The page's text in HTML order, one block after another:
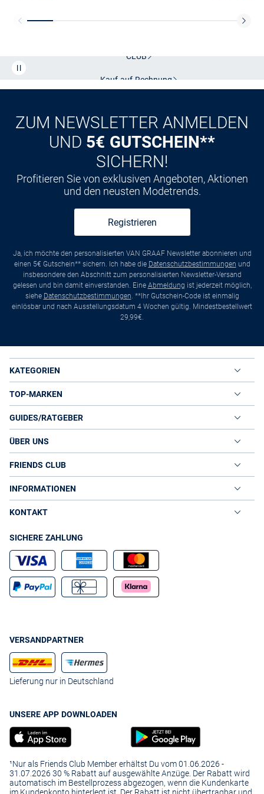
CLUB
ZUM NEWSLETTER ANMELDEN
UND 5€ GUTSCHEIN**
SICHERN!
Profitieren Sie von exklusiven Angeboten, Aktionen
und den neusten Modetrends.
Registrieren
Ja, ich möchte den personalisierten VAN GRAAF Newsletter abonnieren und
einen 5€ Gutschein** sichern. Ich habe die Datenschutzbestimmungen und
insbesondere den Abschnitt zum personalisierten Newsletter-Versand
gelesen und bin damit einverstanden. Eine Abmeldung ist jederzeit möglich,
siehe Datenschutzbestimmungen. **Ihr Gutschein-Code ist einmalig
einlösbar und nach Ausstellungsdatum 4 Wochen gültig. Mindestbestellwert
29,99€.
KATEGORIEN
TOP-MARKEN
GUIDES/RATGEBER
ÜBER UNS
FRIENDS CLUB
INFORMATIONEN
KONTAKT
SICHERE ZAHLUNG
VERSANDPARTNER
Lieferung nur in Deutschland
UNSERE APP DOWNLOADEN
¹Nur als Friends Club Member erhältst Du vom 01.06.2026 -
31.07.2026 30 % Rabatt auf ausgewählte Anzüge. Der Rabatt wird
automatisch im Bestellprozess abgezogen, wenn die Kundenkarte